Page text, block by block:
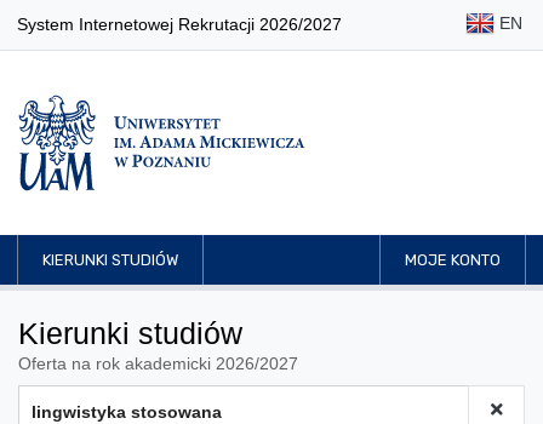
System Internetowej Rekrutacji 2026/2027 EN
KIERUNKI STUDIÓW MOJE KONTO
Kierunki studiów
Oferta na rok akademicki 2026/2027